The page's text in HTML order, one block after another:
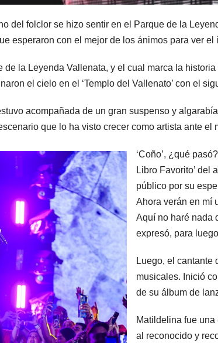
del folclor se hizo sentir en el Parque de la
esperaron con el mejor de los ánimos para ver
de la Leyenda Vallenata, y el cual marca la
el cielo en el ‘Templo del Vallenato’ con el
acompañada de un gran suspenso y
que lo ha visto crecer como artista ante el
‘Coño’, ¿qué
Libro Favorito’ del
público por su
Ahora verán en mí
Aquí no haré nada
expresó, para
Luego, el cantante
musicales. Inició
de su álbum de
Matildelina fue
al reconocido y